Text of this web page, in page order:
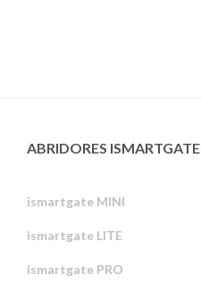
ABRIDORES ISMARTGATE
ismartgate MINI
ismartgate LITE
ismartgate PRO